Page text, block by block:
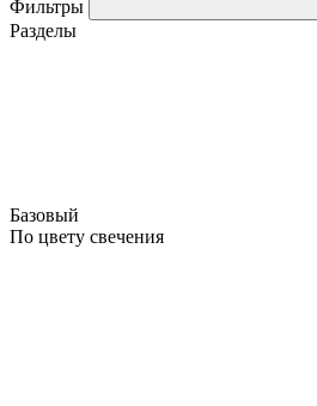
Фильтры
Разделы
Базовый
По цвету свечения